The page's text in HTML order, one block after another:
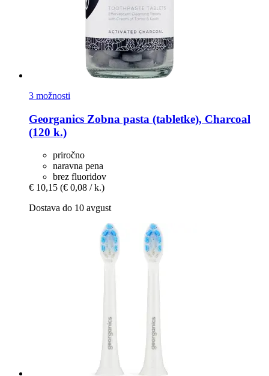
3 možnosti
Georganics Zobna pasta (tabletke), Charcoal
(120 k.)
priročno
naravna pena
brez fluoridov
€ 10,15 (€ 0,08 / k.)
Dostava do 10 avgust